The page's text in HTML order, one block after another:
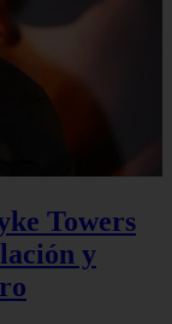
Towers
y